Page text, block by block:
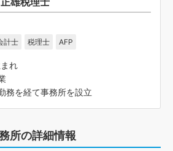
計士 税理士 AFP
れ
務を経て事務所を設立
所の詳細情報